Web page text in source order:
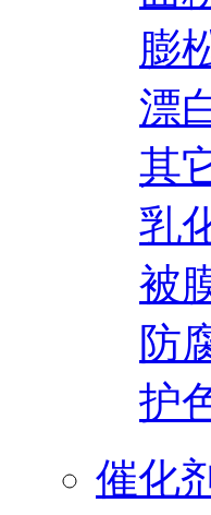
膨
漂
其
乳
被
防
护
催化